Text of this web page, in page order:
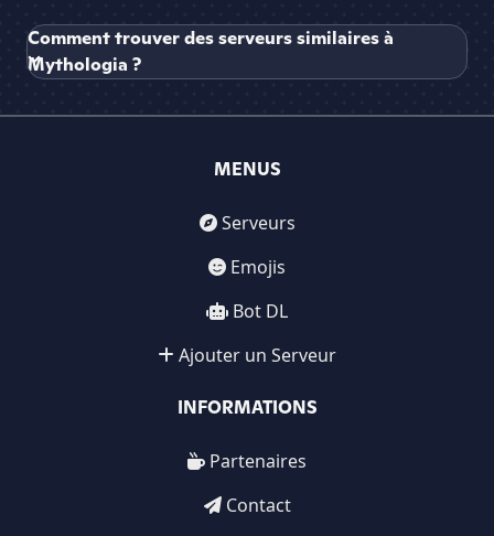
Comment trouver des serveurs similaires à
Mythologia ?
MENUS
Serveurs
Emojis
Bot DL
Ajouter un Serveur
INFORMATIONS
Partenaires
Contact